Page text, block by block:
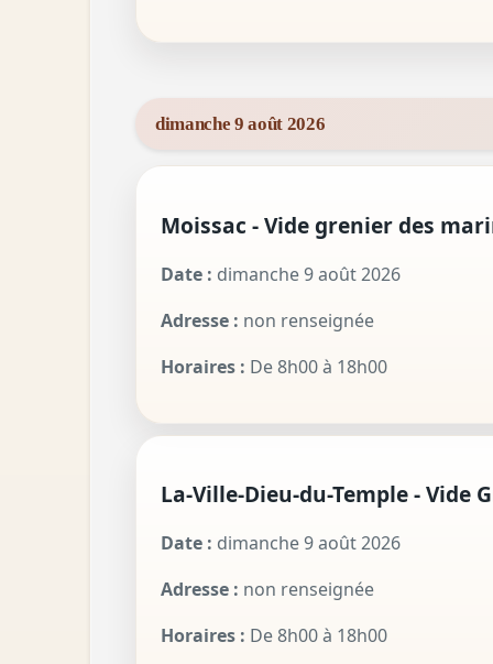
dimanche 9 août 2026
Moissac - Vide grenier des
Date : dimanche 9 août 2026
Adresse : non renseignée
Horaires : De 8h00 à 18h00
La-Ville-Dieu-du-Temple - Vide
Date : dimanche 9 août 2026
Adresse : non renseignée
Horaires : De 8h00 à 18h00